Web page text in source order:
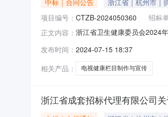
中标｜合同公告
浙江省｜杭州市｜
项目编号： CTZB-2024050360 招标
正文内容： 浙江省卫生健康委员会2024
厦西楼17-18楼联系人:王高
发布时间： 2024-07-15 18:37
相关产品：
电视健康栏目制作与宣传
浙江省成套招标代理有限公司